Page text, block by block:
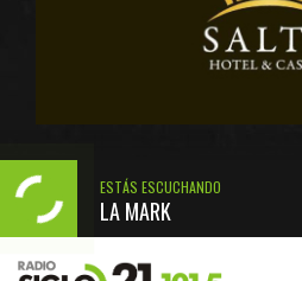
ESTÁS ESCUCHANDO
LA MARK